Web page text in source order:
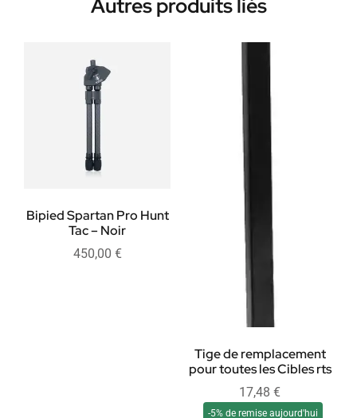
Autres produits liés
Bipied Spartan Pro Hunt
Tac – Noir
450,00 €
Tige de remplacement
pour toutes les Cibles rts
17,48 €
-5% de remise aujourd'hui